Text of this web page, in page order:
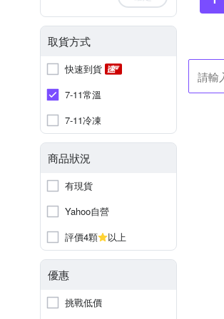
取貨方式
快速到貨
7-11常溫
7-11冷凍
商品狀況
有現貨
Yahoo自營
評價4顆
以上
優惠
挑戰低價